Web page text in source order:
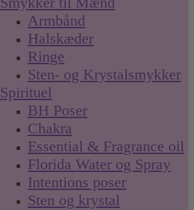
Armbånd
Halskæder
Ringe
Sten- og Krystalsmykker
Spirituel
BH Poser
Chakra
Essential & Fragrance oil
Florida Water og Spray
Intentions poser
Sten og krystal